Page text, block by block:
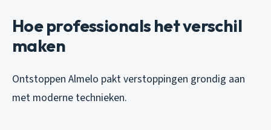
Hoe professionals het verschil
maken
Ontstoppen Almelo pakt verstoppingen grondig aan
met moderne technieken.